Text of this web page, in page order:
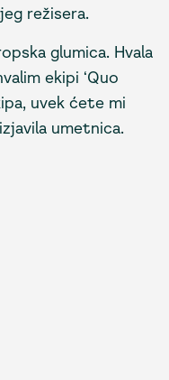
režisera.
glumica. Hvala
ekipi ‘Quo
uvek ćete mi
umetnica.